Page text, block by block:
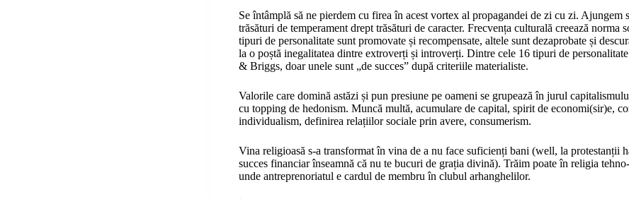
Se întâmplă să ne pierdem cu firea în acest vortex al propagandei de zi cu zi. Ajungem
trăsături de temperament drept trăsături de caracter. Frecvența culturală creează norma
tipuri de personalitate sunt promovate și recompensate, altele sunt dezaprobate și
la o poștă inegalitatea dintre extroverți și introverți. Dintre cele 16 tipuri de
& Briggs, doar unele sunt „de succes” după criteriile materialiste.
Valorile care domină astăzi și pun presiune pe oameni se grupează în jurul
cu topping de hedonism. Muncă multă, acumulare de capital, spirit de economi(sir)e,
individualism, definirea relațiilor sociale prin avere, consumerism.
Vina religioasă s-a transformat în vina de a nu face suficienți bani (well, la protestanții
succes financiar înseamnă că nu te bucuri de grația divină). Trăim poate în religia
unde antreprenoriatul e cardul de membru în clubul arhanghelilor.